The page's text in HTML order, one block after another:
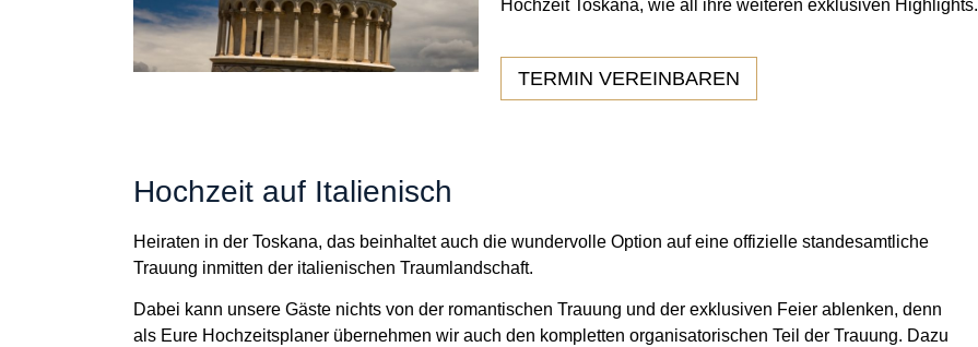
Hochzeit Toskana, wie all ihre weiteren exklusiven Highlights.
TERMIN VEREINBAREN
Hochzeit auf Italienisch
Heiraten in der Toskana, das beinhaltet auch die wundervolle Option auf eine offizielle standesamtliche
Trauung inmitten der italienischen Traumlandschaft.
Dabei kann unsere Gäste nichts von der romantischen Trauung und der exklusiven Feier ablenken, denn
als Eure Hochzeitsplaner übernehmen wir auch den kompletten organisatorischen Teil der Trauung. Dazu